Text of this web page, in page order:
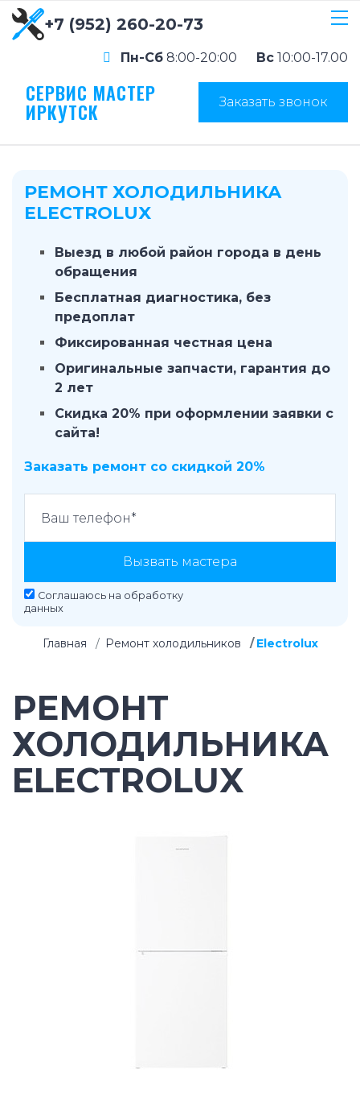
+7 (952) 260-20-73
Пн-Сб 8:00-20:00 Вс 10:00-17.00
СЕРВИС МАСТЕР
ИРКУТСК Заказать звонок
РЕМОНТ ХОЛОДИЛЬНИКА
ELECTROLUX
Выезд в любой район города в день
обращения
Бесплатная диагностика, без
предоплат
Фиксированная честная цена
Оригинальные запчасти, гарантия до
2 лет
Скидка 20% при оформлении заявки с
сайта!
Заказать ремонт со скидкой 20%
Вызвать мастера
Соглашаюсь на обработку
данных
Главная Ремонт холодильников Electrolux
РЕМОНТ
ХОЛОДИЛЬНИКА
ELECTROLUX